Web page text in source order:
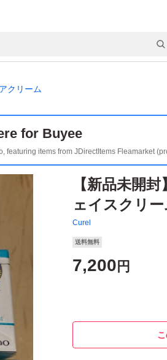
クリーム
for Buyee
featuring items from JDirectItems Fleamarket
【新品未開
ェイスクリ
Curel
送料無料
7,200 円